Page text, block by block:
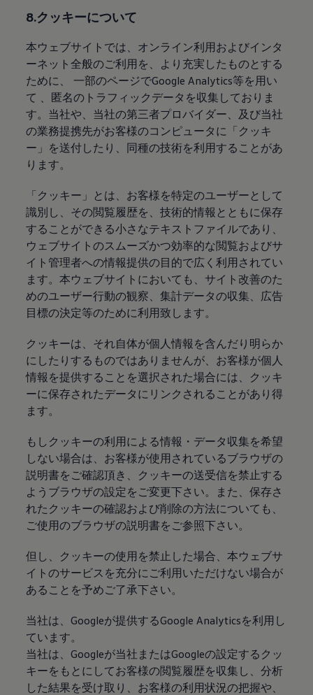
8.クッキーについて
本ウェブサイトでは、オンライン利用およびインタ
ーネット全般のご利用を、より充実したものとする
ために、 一部のページでGoogle Analytics等を用い
て 、匿名のトラフィックデータを収集しておりま
す。当社や、当社の第三者プロバイダー、及び当社
の業務提携先がお客様のコンピュータに「クッキ
ー」を送付したり、同種の技術を利用することがあ
ります。
「クッキー」とは、お客様を特定のユーザーとして
識別し、その閲覧履歴を、技術的情報とともに保存
することができる小さなテキストファイルであり、
ウェブサイトのスムーズかつ効率的な閲覧およびサ
イト管理者への情報提供の目的で広く利用されてい
ます。本ウェブサイトにおいても、サイト改善のた
めのユーザー行動の観察、集計データの収集、広告
目標の決定等のために利用致します。
クッキーは、それ自体が個人情報を含んだり明らか
にしたりするものではありませんが、お客様が個人
情報を提供することを選択された場合には、クッキ
ーに保存されたデータにリンクされることがあり得
ます。
もしクッキーの利用による情報・データ収集を希望
しない場合は、お客様が使用されているブラウザの
説明書をご確認頂き、クッキーの送受信を禁止する
ようブラウザの設定をご変更下さい。また、保存さ
れたクッキーの確認および削除の方法についても、
ご使用のブラウザの説明書をご参照下さい。
但し、クッキーの使用を禁止した場合、本ウェブサ
イトのサービスを充分にご利用いただけない場合が
あることを予めご了承下さい。
当社は、Googleが提供するGoogle Analyticsを利用し
ています。
当社は、Googleが当社またはGoogleの設定するクッ
キーをもとにしてお客様の閲覧履歴を収集し、分析
した結果を受け取り、お客様の利用状況の把握や、